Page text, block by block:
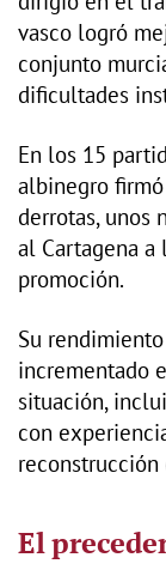
vasco logró
conjunto
dificultades
En los 15
albinegro
derrotas, unos
al Cartagena
promoción.
Su
incrementado
situación,
con
El